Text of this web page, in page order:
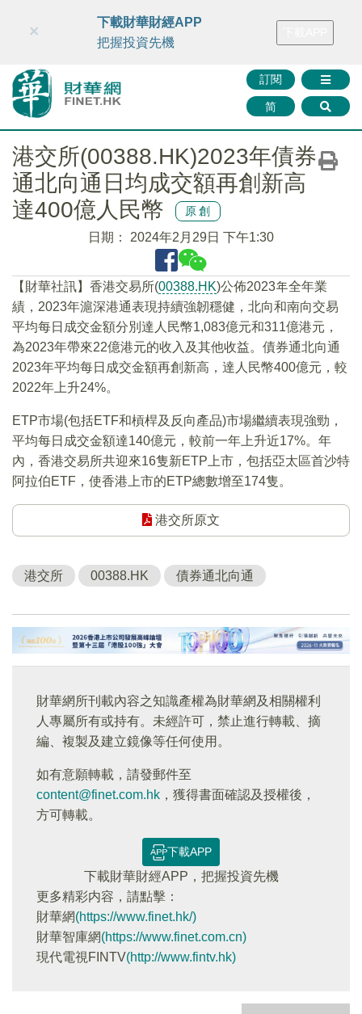
財華智庫網 FINTV FINMETA 財華證券 媒體矩陣
訂閱
简
×
下載財華財經APP
把握投資先機
港交所(00388.HK)2023年債券
通北向通日均成交額再創新高
達400億人民幣
原創
日期： 2024年2月29日 下午1:30
【財華社訊】香港交易所(00388.HK)公佈2023年全年業
績，2023年滬深港通表現持續強韌穩健，北向和南向交易
平均每日成交金額分別達人民幣1,083億元和311億港元，
為2023年帶來22億港元的收入及其他收益。債券通北向通
2023年平均每日成交金額再創新高，達人民幣400億元，較
2022年上升24%。
ETP市場(包括ETF和槓桿及反向產品)市場繼續表現強勁，
平均每日成交金額達140億元，較前一年上升近17%。年
內，香港交易所共迎來16隻新ETP上市，包括亞太區首沙特
阿拉伯ETF，使香港上市的ETP總數增至174隻。
港交所原文
港交所 00388.HK 債券通北向通
財華網所刊載內容之知識產權為財華網及相關權利
人專屬所有或持有。未經許可，禁止進行轉載、摘
編、複製及建立鏡像等任何使用。
如有意願轉載，請發郵件至
content@finet.com.hk ，獲得書面確認及授權後，
方可轉載。
下載APP
下載財華財經APP，把握投資先機
更多精彩内容，請點擊：
財華網(https://www.finet.hk/)
財華智庫網(https://www.finet.com.cn)
現代電視FINTV(http://www.fintv.hk)